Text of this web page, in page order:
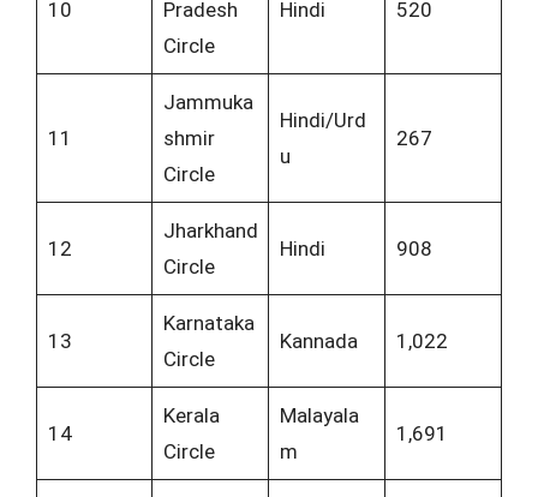
10
Pradesh
Circle
Hindi 520
11
Jammuka
shmir
Circle
Hindi/Urd
u
267
12
Jharkhand
Circle
Hindi 908
13
Karnataka
Circle
Kannada 1,022
14
Kerala
Circle
Malayala
m
1,691